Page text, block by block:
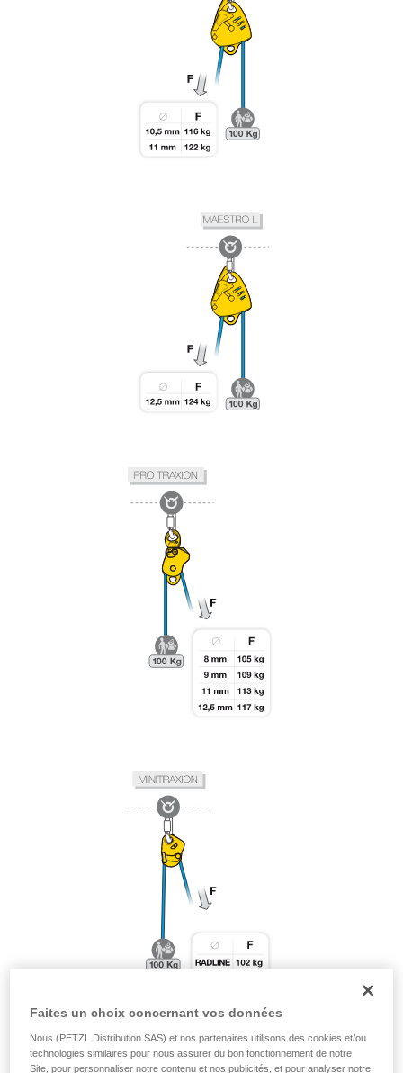
Faites un choix concernant vos données
Nous (PETZL Distribution SAS) et nos partenaires utilisons des cookies et/ou
technologies similaires pour nous assurer du bon fonctionnement de notre
Site, pour personnaliser notre contenu et nos publicités, et pour analyser notre